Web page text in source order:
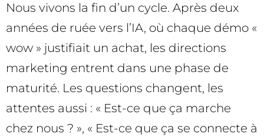
Nous vivons la fin d’un cycle. Après deux
années de ruée vers l’IA, où chaque démo «
wow » justifiait un achat, les directions
marketing entrent dans une phase de
maturité. Les questions changent, les
attentes aussi : « Est-ce que ça marche
chez nous ? », « Est-ce que ça se connecte à